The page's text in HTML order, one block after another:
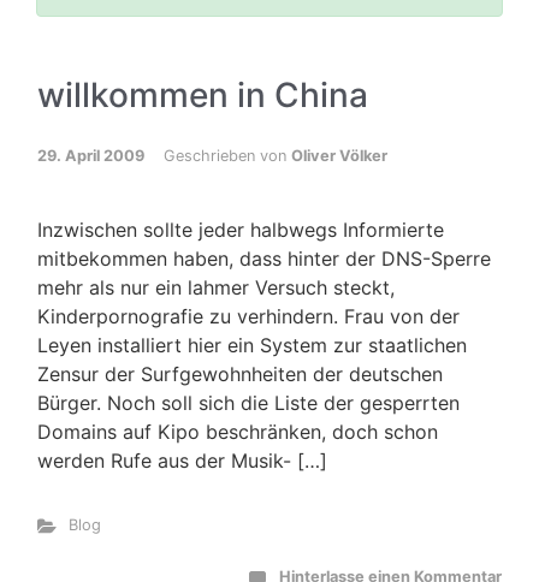
willkommen in China
29. April 2009 Geschrieben von Oliver Völker
Inzwischen sollte jeder halbwegs Informierte
mitbekommen haben, dass hinter der DNS-Sperre
mehr als nur ein lahmer Versuch steckt,
Kinderpornografie zu verhindern. Frau von der
Leyen installiert hier ein System zur staatlichen
Zensur der Surfgewohnheiten der deutschen
Bürger. Noch soll sich die Liste der gesperrten
Domains auf Kipo beschränken, doch schon
werden Rufe aus der Musik- […]
Blog
Hinterlasse einen Kommentar